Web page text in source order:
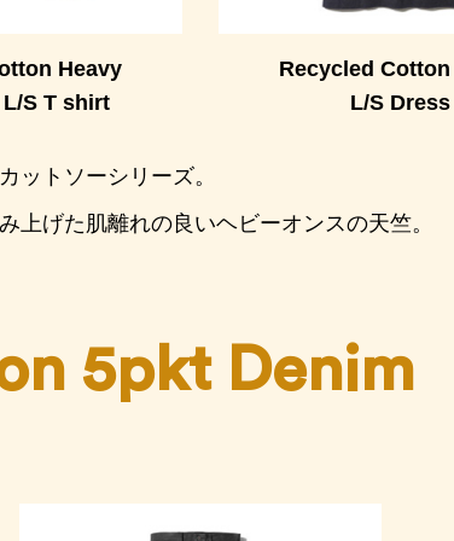
Heavy
S T shirt
Recycled
L/S Dress
ットソーシリーズ。
上げた肌離れの良いヘビーオンスの天竺。
5pkt Denim